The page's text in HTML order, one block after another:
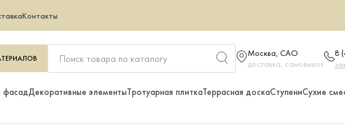
Контакты
Москва, САО
доставка, самовывоз
8
фасадДекоративные элементыТротуарная плиткаТеррасная доскаСтупениСухие